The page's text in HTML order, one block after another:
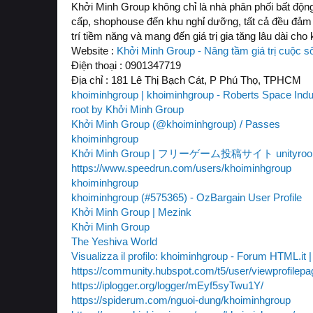
Khởi Minh Group không chỉ là nhà phân phối bất
cấp, shophouse đến khu nghỉ dưỡng, tất cả đều
trí tiềm năng và mang đến giá trị gia tăng lâu dài
Website : Khởi Minh Group - Nâng tầm giá trị cuộc
Điện thoại : 0901347719
Địa chỉ : 181 Lê Thị Bạch Cát, P Phú Thọ, TPHCM
khoiminhgroup | khoiminhgroup - Roberts Space
root by Khởi Minh Group
Khởi Minh Group (@khoiminhgroup) / Passes
khoiminhgroup
Khởi Minh Group | フリーゲーム投稿サイト
https://www.speedrun.com/users/khoiminhgroup
khoiminhgroup
khoiminhgroup (#575365) - OzBargain User Profile
Khởi Minh Group | Mezink
Khởi Minh Group
The Yeshiva World
Visualizza il profilo: khoiminhgroup - Forum HTML.it
https://community.hubspot.com/t5/user/
https://iplogger.org/logger/mEyf5syTwu1Y/
https://spiderum.com/nguoi-dung/khoiminhgroup